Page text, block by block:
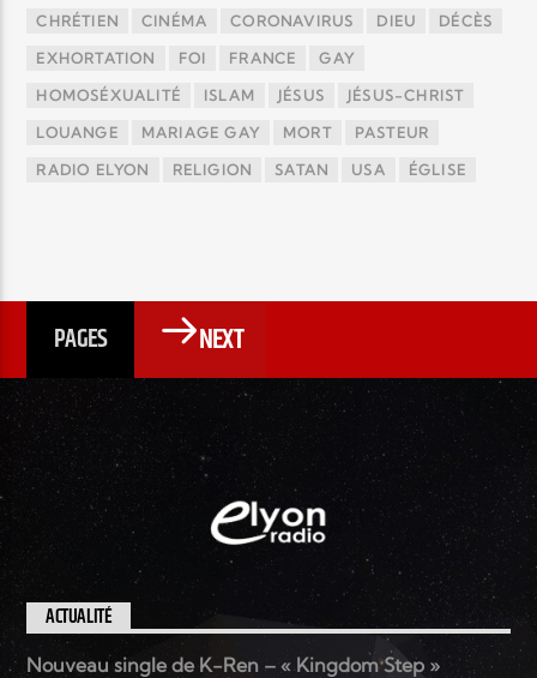
CHRÉTIEN CINÉMA CORONAVIRUS DIEU DÉCÈS
EXHORTATION FOI FRANCE GAY
HOMOSÉXUALITÉ ISLAM JÉSUS JÉSUS-CHRIST
LOUANGE MARIAGE GAY MORT PASTEUR
RADIO ELYON RELIGION SATAN USA ÉGLISE
PAGES NEXT
ACTUALITÉ
Nouveau single de K-Ren – « Kingdom Step »